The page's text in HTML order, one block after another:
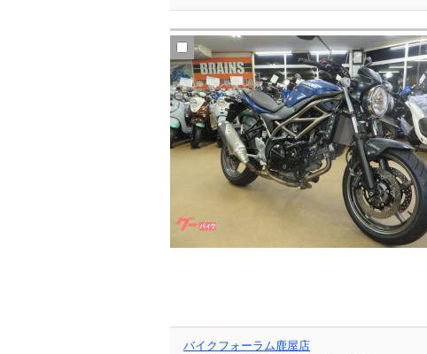
バイクフォーラム鹿屋店